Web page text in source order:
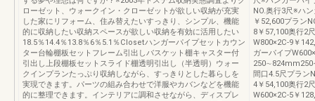
ローゼット、ウォークイン・クローゼットが欲しい収納が充実
した家にリフォーム、住み替えたいすっきり、シンプル、機能
的に収納したい収納スペースが欲しい収納を有効に活用したい
18.5％14.4％13.8％6％5.1％Closetハンガーパイプセットカウン
ター台輪棚板セットフレーム引出しバスケット棚キャスター付
引出し上段棚板セットスライド棚透明引出し（半透明）ウォー
クインプランたっぷり収納しながら、すっきりとした暮らしを
実現できます。パーツの組み合わせで洋服やカバンなどを機能
的に整理できます。インテリアに調和させながら、ディスプレ
NO.奥行3尺※ハ
￥52,600プラン
8￥57,100奥行2
W800×2C-9￥
ガーパイプ
間口4.5尺プラン
4￥54,100奥行2
W600×2C-5￥